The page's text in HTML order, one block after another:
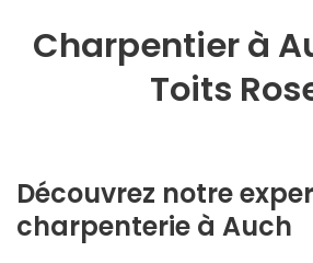
Charpentier à
Toits
Découvrez notre
charpenterie à Auch